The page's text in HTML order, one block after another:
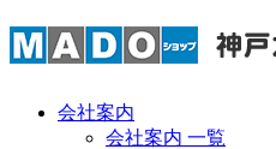
会社案内
会社案内 一覧